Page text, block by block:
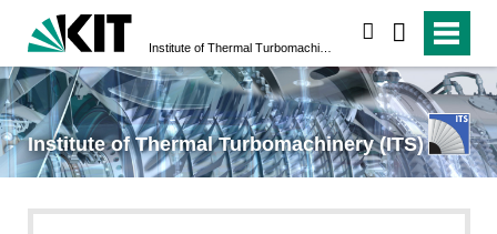
Institute of Thermal Turbomachinery (ITS)